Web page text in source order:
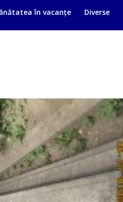
în vacanțe Diverse